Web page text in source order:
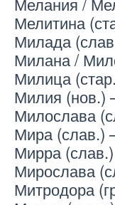
Мелитина
Милада
Милана /
Милица
Милия
Милослава
Мира (слав.)
Мирра
Мирослава
Митродора